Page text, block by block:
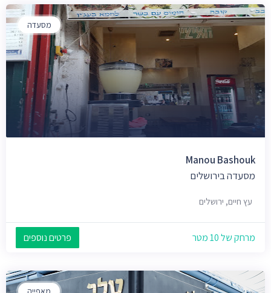
מסעדה
Manou Bashouk
מסעדה בירושלים
עץ חיים, ירושלים
מרחק של 10 מטר פרטים נוספים